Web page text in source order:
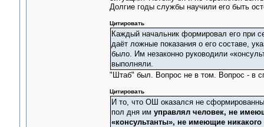
Долгие годы службы научили его быть
Цитировать
Каждый начальник формировал его при
даёт ложные показания о его составе,
было. Им незаконно руководили
выполняли.
"Штаб" был. Вопрос не в том. Вопрос - в
Цитировать
И то, что ОШ оказался не
пол дня им управлял человек, не
«консультанты», не имеющие никакого